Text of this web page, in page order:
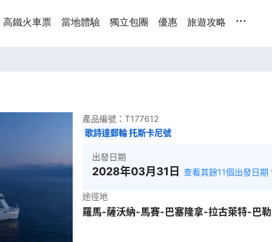
高鐵火車票 當地體驗 獨立包團 優惠 旅遊攻略 ...
產品編號： T177612
歌詩達郵輪 托斯卡尼號
出發日期
2028年03月31日 查看其餘11個出發日期
途徑地
羅馬-薩沃納-馬賽-巴塞隆拿-拉古萊特-巴